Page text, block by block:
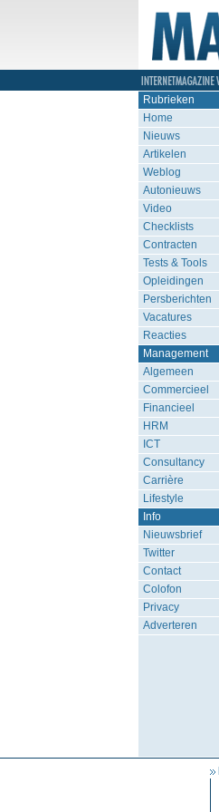
Rubrieken
Home
Nieuws
Artikelen
Weblog
Autonieuws
Video
Checklists
Contracten
Tests & Tools
Opleidingen
Persberichten
Vacatures
Reacties
Management
Algemeen
Commercieel
Financieel
HRM
ICT
Consultancy
Carrière
Lifestyle
Info
Nieuwsbrief
Twitter
Contact
Colofon
Privacy
Adverteren